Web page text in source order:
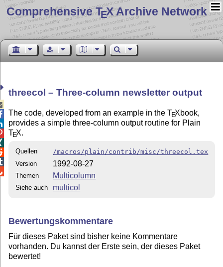
Comprehensive TEX Archive Network
threecol – Three-column newsletter output
The code, developed from an example in theTEXbook,
provides a simple three-column output routine for Plain
TEX.
Quellen
/macros/plain/contrib/misc/threecol.tex
Version
1992-08-27
Themen Multicolumn
Siehe auch multicol
Bewertungskommentare
Für dieses Paket sind bisher keine Kommentare
vorhanden. Du kannst der Erste sein, der dieses Paket
bewertet!